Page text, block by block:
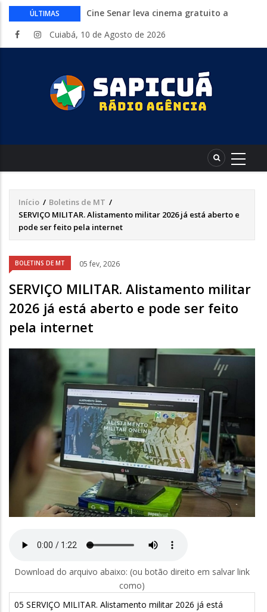
ÚLTIMAS
Cine Senar leva cinema gratuito a
agosto
Curso gratuito da Embrapa ensina a
montar hortas do plantio ao cultivo.
Inscrições abertas
HCanMT. Ministério da Saúde habilita
pacientes do SUS
Cuiabá, 10 de Agosto de 2026
Trilha
de
Início / Boletins de MT /
SERVIÇO MILITAR. Alistamento militar 2026 já está aberto e
pode ser feito pela internet
BOLETINS DE MT 05 fev, 2026
SERVIÇO MILITAR. Alistamento militar
2026 já está aberto e pode ser feito
pela internet
Áudio
Download do arquivo abaixo: (ou botão direito em salvar link
como)
05 SERVIÇO MILITAR. Alistamento militar 2026 já está